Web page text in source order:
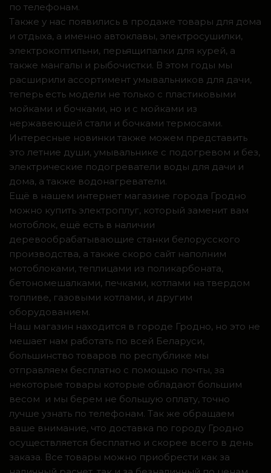
по телефонам.
Также у нас появились в продаже товары для дома
и отдыха, а именно автоклавы, электросушилки,
электрокоптильни, перьящипалки для курей, а
также мангалы и рыбочистки. В этом годы мы
расширили ассортимент умывальников для дачи,
теперь есть модели не только с пластиковыми
мойками и бочками, но и с мойками из
нержавеющей стали и бочками термосами.
Интересные новинки также можем представить
это летние души, умывальнике с подогревом и без,
электрические подогреватели воды для дачи и
дома, а также водонагреватели.
Ещё в нашем интернет магазине города Гродно
можно купить электроплуг, который заменит вам
мотоблок, ещё есть в наличии
деревообрабатывающие станки белорусского
производства, а также скоро сайт наполним
мотоблоками, теплицами из поликарбоната,
бетономешалками, печками, котлами на твердом
топливе, газовыми котлами, и другим
оборудованием.
Наш магазин находится в городе Гродно, но это не
мешает нам работать по всей Беларуси,
большинство товаров по республике мы
отправляем бесплатно с помощью почты, за
некоторые товары которые обладают большим
весом и мы берем не большую оплату, точно
лучше узнать по телефонам. Так же обращаем
ваше внимание, что доставка по городу Гродно
осуществляется бесплатно и скорее всего в день
заказа. Все товары можно приобрести как за